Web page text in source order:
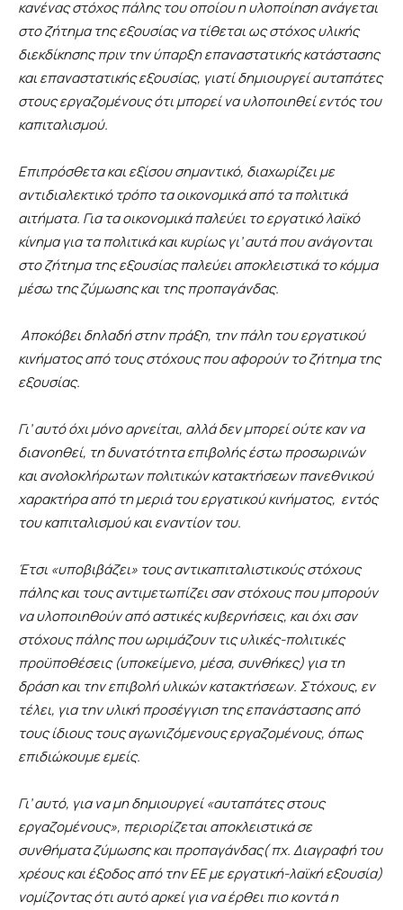
κανένας στόχος πάλης του οποίου η υλοποίηση ανάγεται
στο ζήτημα της εξουσίας να τίθεται ως στόχος υλικής
διεκδίκησης πριντην ύπαρξη επαναστατικής κατάστασης
και επαναστατικής εξουσίας, γιατί δημιουργεί αυταπάτες
στους εργαζομένους ότι μπορεί να υλοποιηθεί εντός του
καπιταλισμού.
Επιπρόσθετα και εξίσου σημαντικό, διαχωρίζει με
αντιδιαλεκτικό τρόπο τα οικονομικά από τα πολιτικά
αιτήματα. Για τα οικονομικά παλεύει το εργατικό λαϊκό
κίνημα για τα πολιτικά και κυρίως γι’ αυτά που ανάγονται
στο ζήτημα της εξουσίας παλεύει αποκλειστικά το κόμμα
μέσω της ζύμωσης και της προπαγάνδας.
Αποκόβει δηλαδή στην πράξη, την πάλη του εργατικού
κινήματος από τους στόχους που αφορούν το ζήτημα της
εξουσίας.
Γι’ αυτό όχι μόνο αρνείται, αλλά δεν μπορεί ούτε καν να
διανοηθεί, τη δυνατότητα επιβολής έστω προσωρινών
και ανολοκλήρωτων πολιτικών κατακτήσεων πανεθνικού
χαρακτήρα από τη μεριά του εργατικού κινήματος, εντός
του καπιταλισμού και εναντίον του.
Έτσι «υποβιβάζει» τους αντικαπιταλιστικούς στόχους
πάλης και τους αντιμετωπίζει σαν στόχους που μπορούν
να υλοποιηθούν από αστικές κυβερνήσεις, και όχι σαν
στόχους πάλης που ωριμάζουν τιςυλικές-πολιτικές
προϋποθέσεις (υποκείμενο, μέσα, συνθήκες) για τη
δράση και την επιβολή υλικών κατακτήσεων. Στόχους, εν
τέλει, για την υλική προσέγγιση της επανάστασης από
τους ίδιους τους αγωνιζόμενους εργαζομένους, όπως
επιδιώκουμε εμείς.
Γι’ αυτό, για να μη δημιουργεί «αυταπάτες στους
εργαζομένους», περιορίζεται αποκλειστικά σε
συνθήματα ζύμωσης και προπαγάνδας( πχ. Διαγραφή του
χρέους και έξοδος από την ΕΕ με εργατική-λαϊκή εξουσία)
νομίζοντας ότι αυτό αρκεί για να έρθει πιο κοντά η